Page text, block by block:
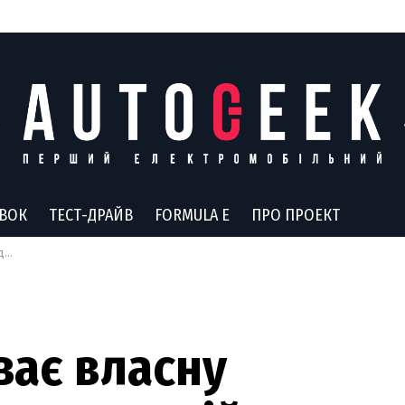
ТЕСТ-ДРАЙВ FORMULA E ПРО ПРОЕКТ
власну